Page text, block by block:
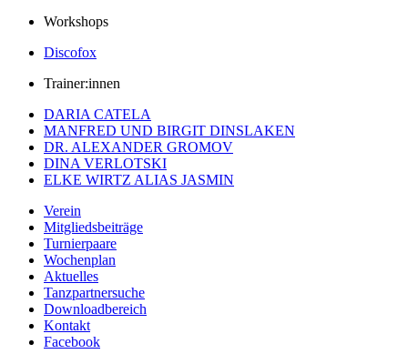
Workshops
Discofox
Trainer:innen
DARIA CATELA
MANFRED UND BIRGIT DINSLAKEN
DR. ALEXANDER GROMOV
DINA VERLOTSKI
ELKE WIRTZ ALIAS JASMIN
Verein
Mitgliedsbeiträge
Turnierpaare
Wochenplan
Aktuelles
Tanzpartnersuche
Downloadbereich
Kontakt
Facebook